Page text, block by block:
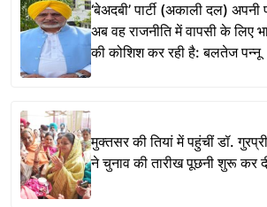
‘बेअदबी’ पार्टी (अकाली दल) अपनी
अब वह राजनीति में वापसी के लिए
की कोशिश कर रही है: बलतेज पन्नू
मुक्तसर की तियां में पहुंचीं डॉ.
ने चुनाव की तारीख पूछनी शुरू कर